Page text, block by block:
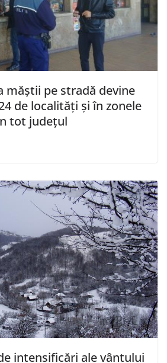
măștii pe stradă devine
de localități și în zonele
tot județul
intensificări ale vântului